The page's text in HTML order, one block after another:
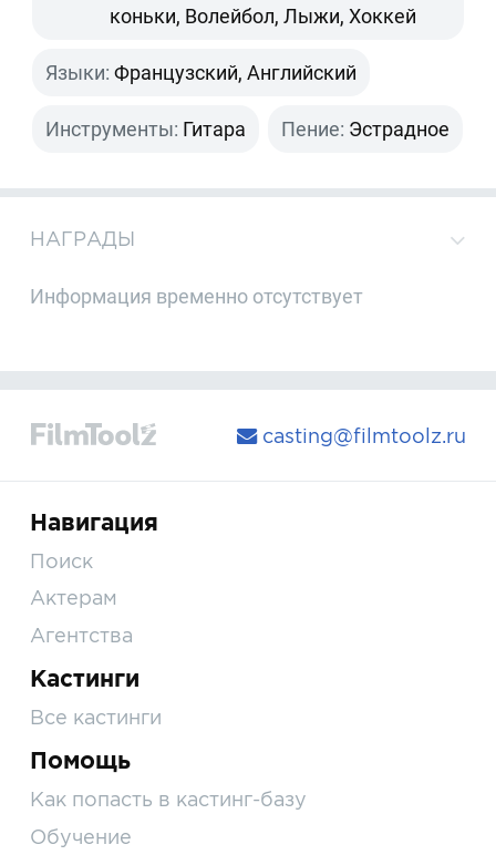
коньки, Волейбол, Лыжи, Хоккей
Языки: Французский, Английский
Инструменты: Гитара Пение: Эстрадное
НАГРАДЫ
Информация временно отсутствует
casting@filmtoolz.ru
Навигация
Поиск
Актерам
Агентства
Кастинги
Все кастинги
Помощь
Как попасть в кастинг-базу
Обучение